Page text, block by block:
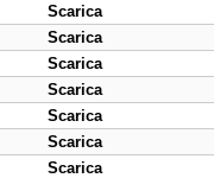
Scarica
Scarica
Scarica
Scarica
Scarica
Scarica
Scarica